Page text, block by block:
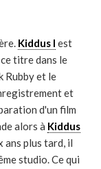
Kiddus I est
titre dans le
Rubby et le
et
d'un film
alors à Kiddus
ans plus tard, il
studio. Ce qui